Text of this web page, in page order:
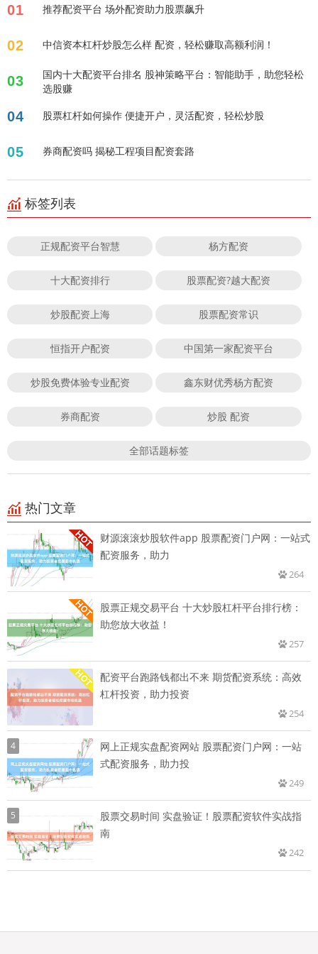
01 推荐配资平台 场外配资助力股票飙升
02 中信资本杠杆炒股怎么样 配资，轻松赚取高额利润！
03
国内十大配资平台排名 股神策略平台：智能助手，助您轻松
选股赚
04 股票杠杆如何操作 便捷开户，灵活配资，轻松炒股
05 券商配资吗 揭秘工程项目配资套路
标签列表
正规配资平台智慧 杨方配资
十大配资排行 股票配资?越大配资
炒股配资上海 股票配资常识
恒指开户配资 中国第一家配资平台
炒股免费体验专业配资 鑫东财优秀杨方配资
券商配资 炒股 配资
全部话题标签
热门文章
财源滚滚炒股软件app 股票配资门户网：一站式
配资服务，助力
264
股票正规交易平台 十大炒股杠杆平台排行榜：
助您放大收益！
257
配资平台跑路钱都出不来 期货配资系统：高效
杠杆投资，助力投资
254
4
网上正规实盘配资网站 股票配资门户网：一站
式配资服务，助力投
249
5
股票交易时间 实盘验证！股票配资软件实战指
南
242